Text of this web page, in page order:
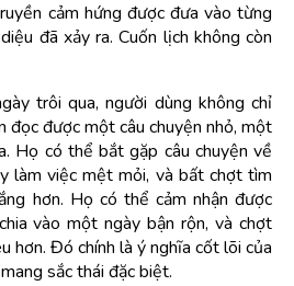
cảm hứng được đưa vào từng
đã xảy ra. Cuốn lịch không còn
trôi qua, người dùng không chỉ
đọc được một câu chuyện nhỏ, một
Họ có thể bắt gặp câu chuyện về
làm việc mệt mỏi, và bất chợt tìm
hơn. Họ có thể cảm nhận được
vào một ngày bận rộn, và chợt
hơn. Đó chính là ý nghĩa cốt lõi của
sắc thái đặc biệt.